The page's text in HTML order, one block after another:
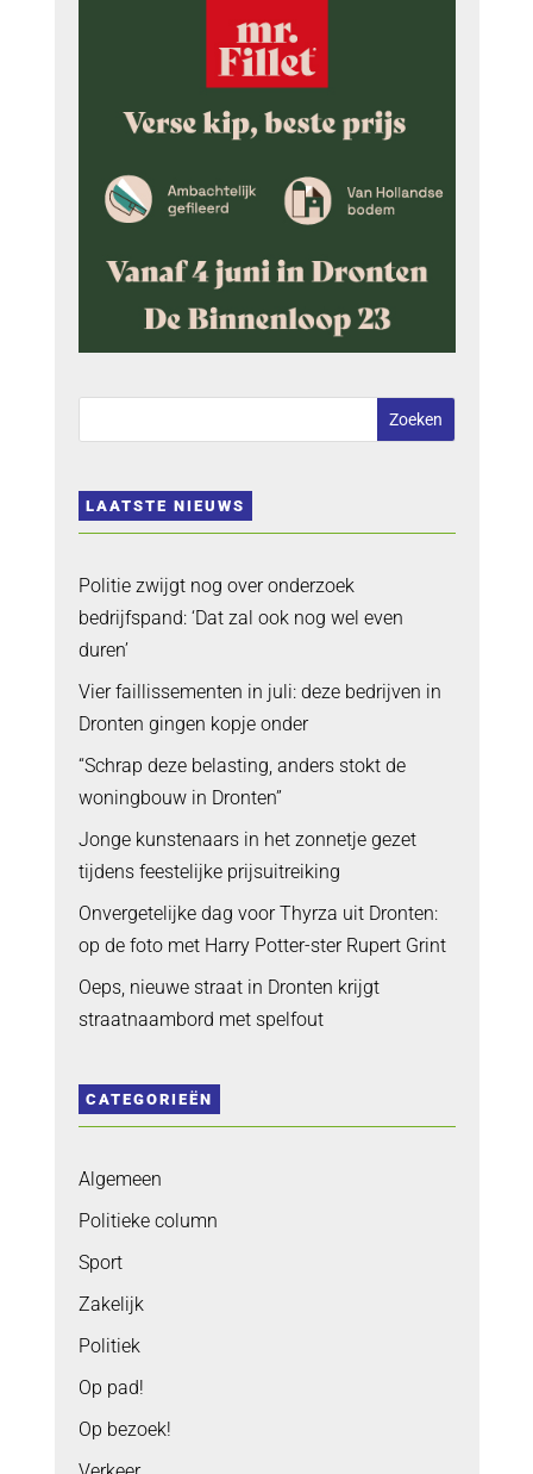
LAATSTE NIEUWS
Politie zwijgt nog over onderzoek
bedrijfspand: ‘Dat zal ook nog wel even
duren’
Vier faillissementen in juli: deze bedrijven in
Dronten gingen kopje onder
“Schrap deze belasting, anders stokt de
woningbouw in Dronten”
Jonge kunstenaars in het zonnetje gezet
tijdens feestelijke prijsuitreiking
Onvergetelijke dag voor Thyrza uit Dronten:
op de foto met Harry Potter-ster Rupert Grint
Oeps, nieuwe straat in Dronten krijgt
straatnaambord met spelfout
CATEGORIEËN
Algemeen
Politieke column
Sport
Zakelijk
Politiek
Op pad!
Op bezoek!